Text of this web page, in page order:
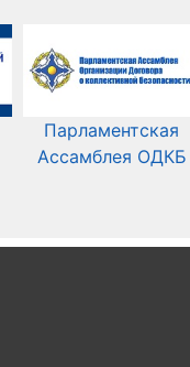
Парламентская
Ассамблея ОДКБ